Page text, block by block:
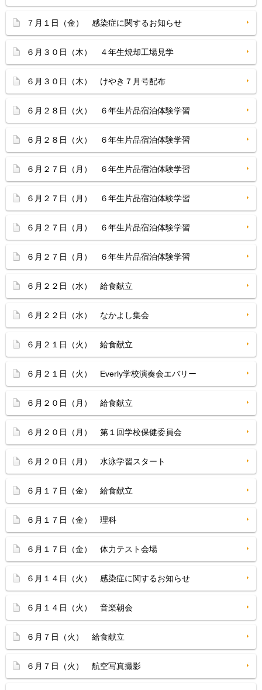
７月１日（金） 感染症に関するお知らせ
６月３０日（木） ４年生焼却工場見学
６月３０日（木） けやき７月号配布
６月２８日（火） ６年生片品宿泊体験学習
６月２８日（火） ６年生片品宿泊体験学習
６月２７日（月） ６年生片品宿泊体験学習
６月２７日（月） ６年生片品宿泊体験学習
６月２７日（月） ６年生片品宿泊体験学習
６月２７日（月） ６年生片品宿泊体験学習
６月２２日（水） 給食献立
６月２２日（水） なかよし集会
６月２１日（火） 給食献立
６月２１日（火） Everly学校演奏会エバリー
６月２０日（月） 給食献立
６月２０日（月） 第１回学校保健委員会
６月２０日（月） 水泳学習スタート
６月１７日（金） 給食献立
６月１７日（金） 理科
６月１７日（金） 体力テスト会場
６月１４日（火） 感染症に関するお知らせ
６月１４日（火） 音楽朝会
６月７日（火） 給食献立
６月７日（火） 航空写真撮影